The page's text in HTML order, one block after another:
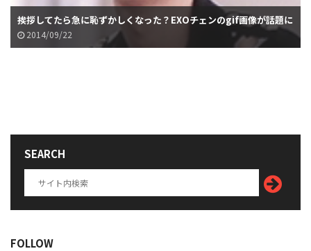
挨拶してたら急に恥ずかしくなった？EXOチェンのgif画像が話題に
2014/09/22
SEARCH
FOLLOW